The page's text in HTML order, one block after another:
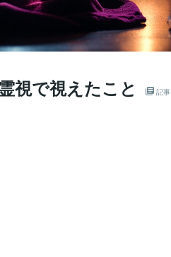
視で視えたこと 記事